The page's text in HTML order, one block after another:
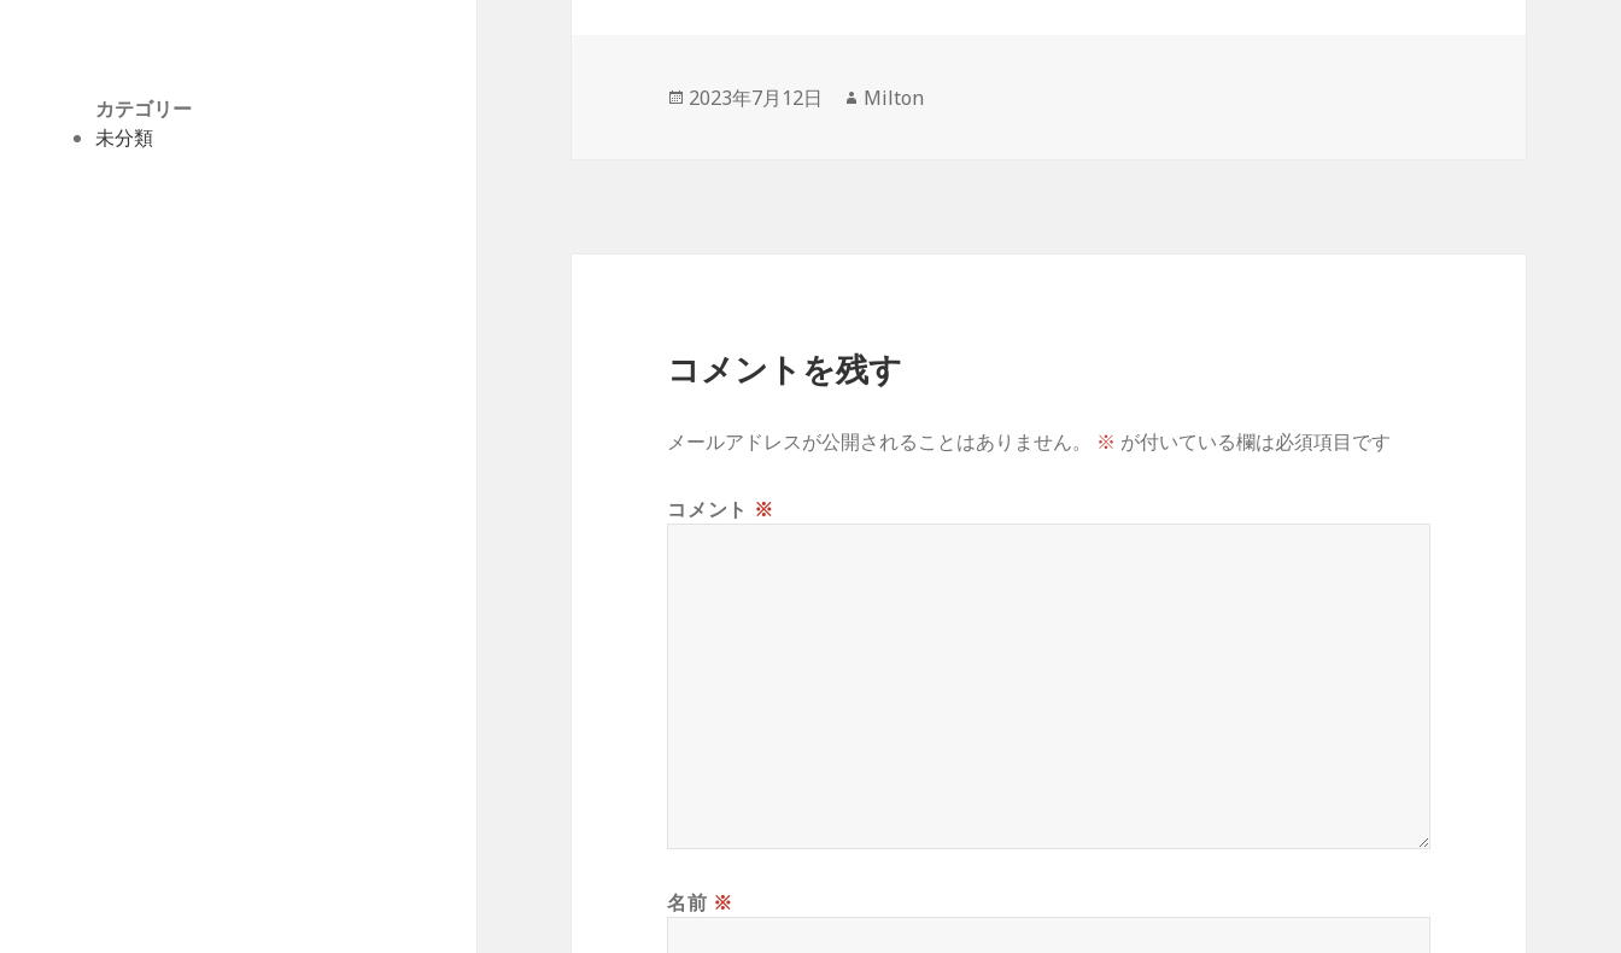
カテゴリー
未分類
投
2023年7月12日
作
Milton
コメントを残す
メールアドレスが公開されることはありません。 ※ が付いている欄は必須項目です
コメント ※
名前 ※